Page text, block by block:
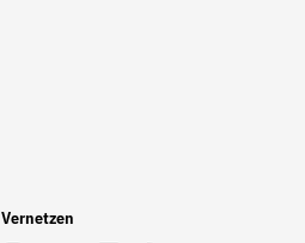
Vernetzen